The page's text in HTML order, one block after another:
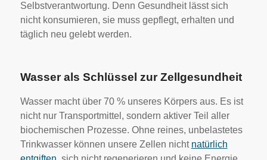
Selbstverantwortung. Denn Gesundheit lässt sich
nicht konsumieren, sie muss gepflegt, erhalten und
täglich neu gelebt werden.
Wasser als Schlüssel zur Zellgesundheit
Wasser macht über 70 % unseres Körpers aus. Es ist
nicht nur Transportmittel, sondern aktiver Teil aller
biochemischen Prozesse. Ohne reines, unbelastetes
Trinkwasser können unsere Zellen nicht natürlich